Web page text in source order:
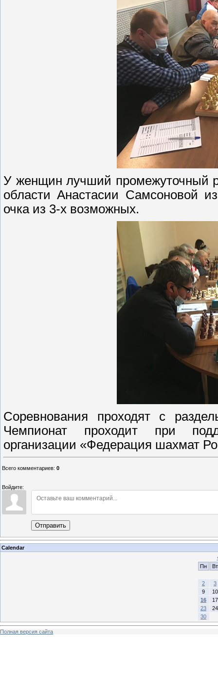
У женщин лучший промежуточный
области Анастасии Самсоновой
очка из 3-х возможных.
Соревнования проходят с
Чемпионат проходит при
организации «Федерация шахмат
Всего комментариев: 0
Войдите:
Отправить
Calendar
Пн
Вт
2
3
9
10
16
17
23
24
30
Полная версия сайта